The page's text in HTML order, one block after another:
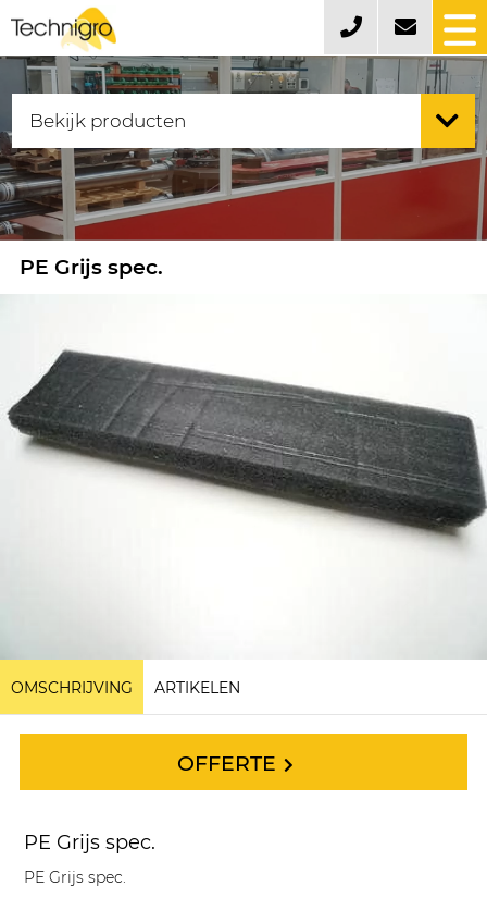
PE Grijs spec.
OMSCHRIJVING ARTIKELEN
OFFERTE
PE Grijs spec.
PE Grijs spec.